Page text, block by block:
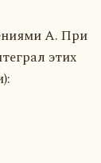
A. При
этих